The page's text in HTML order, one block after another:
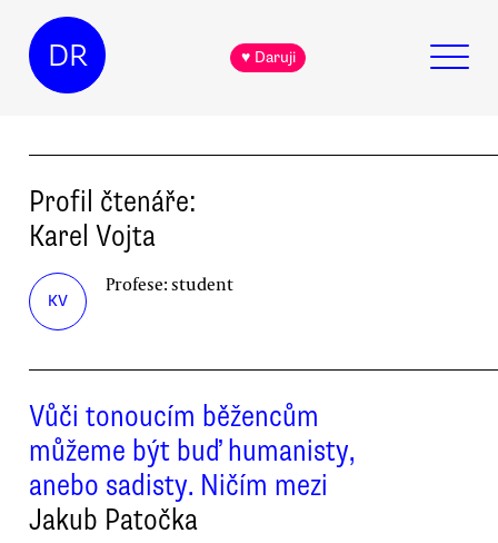
DR ♥ Daruji
Profil čtenáře:
Karel Vojta
KV
Profese:student
Vůči tonoucím běžencům
můžeme být buď humanisty,
anebo sadisty. Ničím mezi
Jakub Patočka